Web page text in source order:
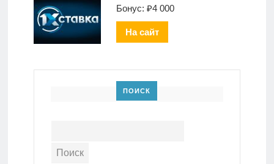
Бонус: ₽4 000
На сайт
ПОИСК